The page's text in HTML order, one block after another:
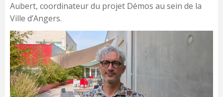
Aubert, coordinateur du projet Démos au sein de la
Ville d’Angers.